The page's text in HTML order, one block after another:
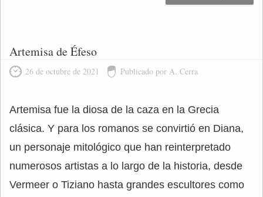
Artemisa de Éfeso
26 de octubre de 2021 Publicado por A. Cerra
Artemisa fue la diosa de la caza en la Grecia
clásica. Y para los romanos se convirtió en Diana,
un personaje mitológico que han reinterpretado
numerosos artistas a lo largo de la historia, desde
Vermeer o Tiziano hasta grandes escultores como